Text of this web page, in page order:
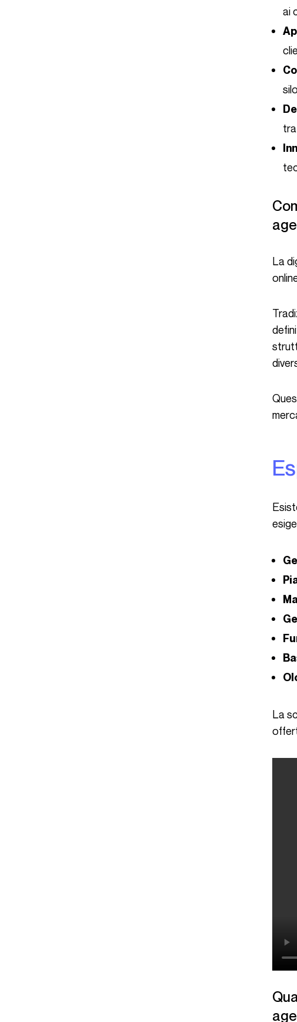
ai
Come la trasformazione digitale ha influenzato le strutture delle
La digitalizzazione ha trasformato completamente il modo in cui le aziende operano, con la presenza
Tradizionalmente, le strutture delle agenzie erano più gerarchiche e lineari, con ruoli chiaramente
Questo cambiamento è guidato dalla necessità di rispondere rapidamente ai cambiamenti del
Esistono molte diverse strutture di agenzie, ciascuna adattata per soddisfare diversi settori,
La scelta della struttura giusta dipende da fattori come la capacità dell’agenzia, la natura dei servizi
Quali sono i pro e i contro delle strutture tradizionali vs. moderne delle